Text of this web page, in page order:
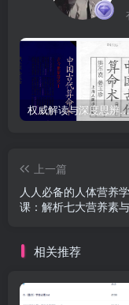
权威解读与深度思辨：洪丕谟亲授《中国古代算命术》视频+PDF，系统掌握命理精髓与文化视角
上一篇
人人必备的人体营养
课：解析七大营养素
相关推荐